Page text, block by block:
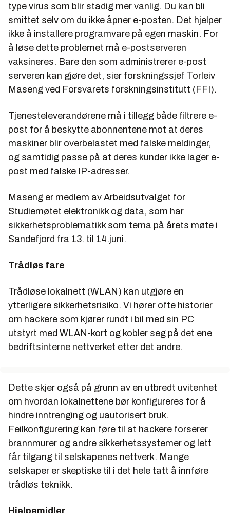
type virus som blir stadig mer vanlig. Du kan bli
smittet selv om du ikke åpner e-posten. Det hjelper
ikke å installere programvare på egen maskin. For
å løse dette problemet må e-postserveren
vaksineres. Bare den som administrerer e-post
serveren kan gjøre det, sier forskningssjef Torleiv
Maseng ved Forsvarets forskningsinstitutt (FFI).
Tjenesteleverandørene må i tillegg både filtrere e-
post for å beskytte abonnentene mot at deres
maskiner blir overbelastet med falske meldinger,
og samtidig passe på at deres kunder ikke lager e-
post med falske IP-adresser.
Maseng er medlem av Arbeidsutvalget for
Studiemøtet elektronikk og data, som har
sikkerhetsproblematikk som tema på årets møte i
Sandefjord fra 13. til 14.juni.
Trådløs fare
Trådløse lokalnett (WLAN) kan utgjøre en
ytterligere sikkerhetsrisiko. Vi hører ofte historier
om hackere som kjører rundt i bil med sin PC
utstyrt med WLAN-kort og kobler seg på det ene
bedriftsinterne nettverket etter det andre.
Dette skjer også på grunn av en utbredt uvitenhet
om hvordan lokalnettene bør konfigureres for å
hindre inntrenging og uautorisert bruk.
Feilkonfigurering kan føre til at hackere forserer
brannmurer og andre sikkerhetssystemer og lett
får tilgang til selskapenes nettverk. Mange
selskaper er skeptiske til i det hele tatt å innføre
trådløs teknikk.
Hjelpemidler